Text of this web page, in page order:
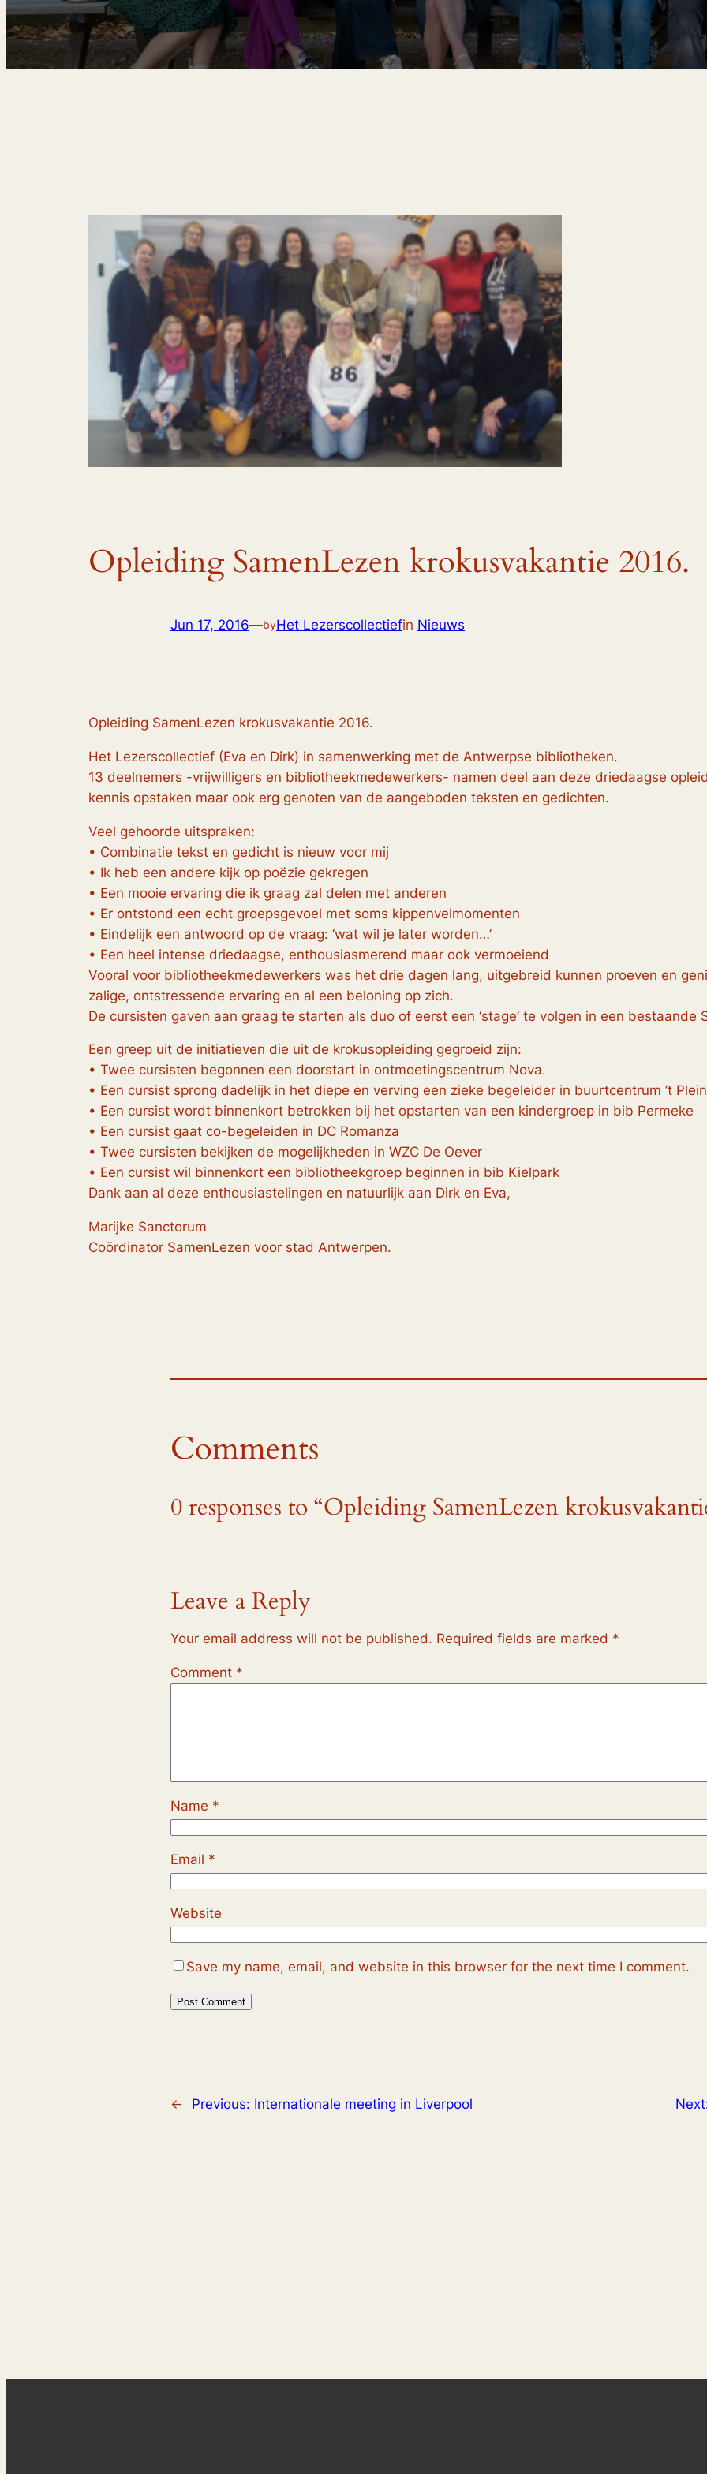
Opleiding SamenLezen krokusvakantie 2016.
Jun 17, 2016—byHet Lezerscollectiefin Nieuws
Opleiding SamenLezen krokusvakantie 2016.
Het Lezerscollectief (Eva en Dirk) in samenwerking met de Antwerpse bibliotheken.
13 deelnemers -vrijwilligers en bibliotheekmedewerkers- namen deel aan deze driedaagse
kennis opstaken maar ook erg genoten van de aangeboden teksten en gedichten.
Veel gehoorde uitspraken:
• Combinatie tekst en gedicht is nieuw voor mij
• Ik heb een andere kijk op poëzie gekregen
• Een mooie ervaring die ik graag zal delen met anderen
• Er ontstond een echt groepsgevoel met soms kippenvelmomenten
• Eindelijk een antwoord op de vraag: ‘wat wil je later worden…’
• Een heel intense driedaagse, enthousiasmerend maar ook vermoeiend
Vooral voor bibliotheekmedewerkers was het drie dagen lang, uitgebreid kunnen proeven en
zalige, ontstressende ervaring en al een beloning op zich.
De cursisten gaven aan graag te starten als duo of eerst een ‘stage’ te volgen in een bestaande
Een greep uit de initiatieven die uit de krokusopleiding gegroeid zijn:
• Twee cursisten begonnen een doorstart in ontmoetingscentrum Nova.
• Een cursist sprong dadelijk in het diepe en verving een zieke begeleider in buurtcentrum ’t
• Een cursist wordt binnenkort betrokken bij het opstarten van een kindergroep in bib Permeke
• Een cursist gaat co-begeleiden in DC Romanza
• Twee cursisten bekijken de mogelijkheden in WZC De Oever
• Een cursist wil binnenkort een bibliotheekgroep beginnen in bib Kielpark
Dank aan al deze enthousiastelingen en natuurlijk aan Dirk en Eva,
Marijke Sanctorum
Coördinator SamenLezen voor stad Antwerpen.
Comments
0 responses to “Opleiding SamenLezen
Leave a Reply
Your email address will not be published. Required fields are marked *
Comment *
Name *
Email *
Website
Save my name, email, and website in this browser for the next time I comment.
← Previous: Internationale meeting in Liverpool